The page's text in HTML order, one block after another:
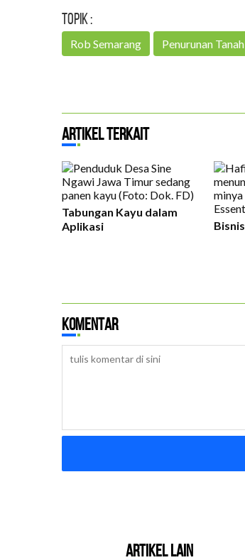
Topik :
Rob Semarang Penurunan Tanah
Artikel Terkait
Tabungan Kayu dalam
Aplikasi
Komentar
Artikel Lain